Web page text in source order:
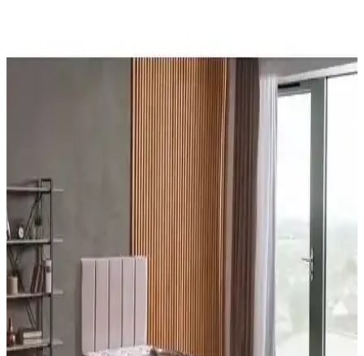
Heyner Bamboo ile Shadow Ultra Lux Tek Kişilik
Yatak Karşılaştırması: Konfor ve Kalite
Heyner Bamboo Tek Kişilik Yatak ile Heyner Shadow Ultra Lux
Tek Kişilik Yatak arasındaki farklar, yay tipi, yükseklik, boyutlar,
dolgu ve konfor katmanları, ambalaj ve stok durumu ile tarafsız
biçimde karşılaştırılır. Kullanıcı yorumlarındaki olumlu ve olumsuz
noktalar özetlenir.
Yataş Dacron Quallofil Tek Kişilik XL Yorgan:
Yüksek Isı Yalıtımı ve Konfor Sağlar
Yataş Dacron® Quallofil Tek Kişilik XL Yorgan, üstün ısı yalıtımı,
hafif ve yumuşak yapısıyla soğuk mevsimlerde ideal, estetik ve
dayanıklı uyku ürünüdür.
HB Bedding Aloe Vera İçerikli Ortopedik Bonel
Yatak: Orta Sertlikte Konfor, Dayanıklılık